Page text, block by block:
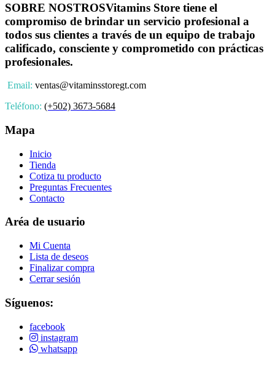
SOBRE NOSTROSVitamins Store tiene el
compromiso de brindar un servicio profesional a
todos sus clientes a través de un equipo de trabajo
calificado, consciente y comprometido con prácticas
profesionales.
Email: ventas@vitaminsstoregt.com
Teléfono: (+502) 3673-5684
Mapa
Inicio
Tienda
Cotiza tu producto
Preguntas Frecuentes
Contacto
Aréa de usuario
Mi Cuenta
Lista de deseos
Finalizar compra
Cerrar sesión
Síguenos:
facebook
instagram
whatsapp